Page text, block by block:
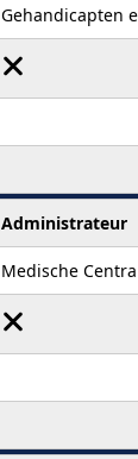
Gehandicapten
Administrateur
Medische